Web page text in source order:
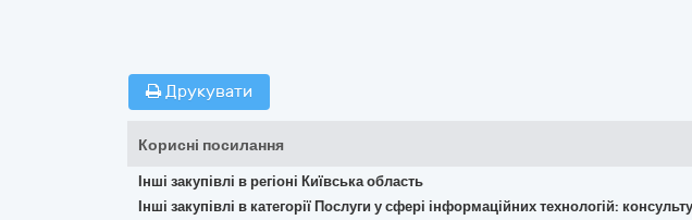
Друкувати
Корисні посилання
Інші закупівлі в регіоні Київська область
Інші закупівлі в категорії Послуги у сфері інформаційних технологій: